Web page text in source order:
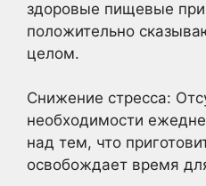
здоровые пищевые
положительно
целом.
Снижение стресса:
необходимости
над тем, что
освобождает время